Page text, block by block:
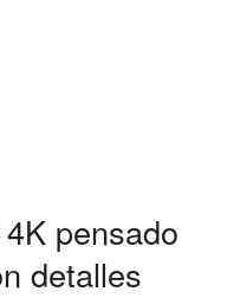
pensado
detalles